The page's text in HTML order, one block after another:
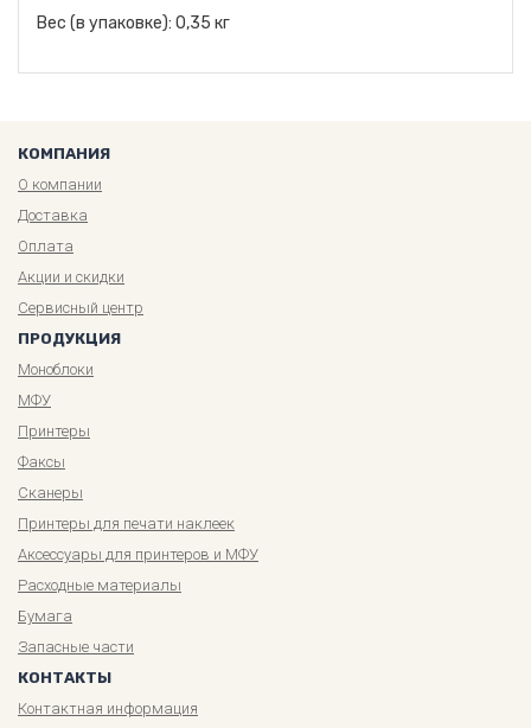
Вес (в упаковке): 0,35 кг
КОМПАНИЯ
О компании
Доставка
Оплата
Акции и скидки
Сервисный центр
ПРОДУКЦИЯ
Моноблоки
МФУ
Принтеры
Факсы
Сканеры
Принтеры для печати наклеек
Аксессуары для принтеров и МФУ
Расходные материалы
Бумага
Запасные части
КОНТАКТЫ
Контактная информация